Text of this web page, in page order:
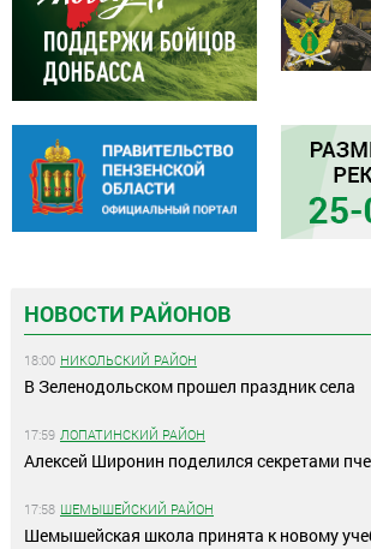
НОВОСТИ РАЙОНОВ
18:00 НИКОЛЬСКИЙ РАЙОН
В Зеленодольском прошел праздник села
17:59 ЛОПАТИНСКИЙ РАЙОН
Алексей Широнин поделился секретами
17:58 ШЕМЫШЕЙСКИЙ РАЙОН
Шемышейская школа принята к новому